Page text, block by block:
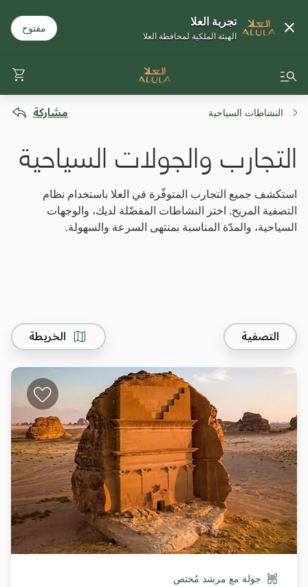
النشاطات السياحية مشاركة
التجارب والجولات السياحية
استكشف جميع التجارب المتوفّرة في العلا باستخدام نظام
التصفية المريح. اختر النشاطات المفضّلة لديك، والوجهات
السياحية، والمدّة المناسبة بمنتهى السرعة والسهولة.
التصفية الخريطة
جولة مع مرشد مُختص
تجربة العلا
الهيئة الملكية لمحافظة العلا
مفتوح